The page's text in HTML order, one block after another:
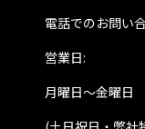
電話でのお問い
営業日:
月曜日～金曜